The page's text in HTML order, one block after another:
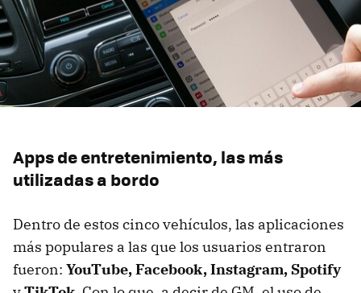
Apps de entretenimiento, las más
utilizadas a bordo
Dentro de estos cinco vehículos, las aplicaciones
más populares a las que los usuarios entraron
fueron: YouTube, Facebook, Instagram, Spotify